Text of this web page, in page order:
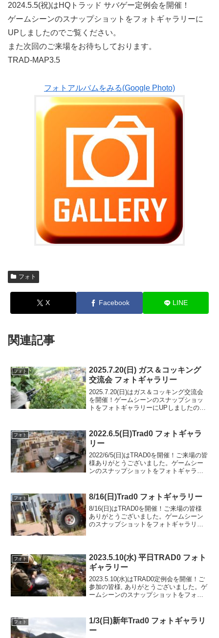
2024.5.5(祝)はHQトラッド サバゲー定例会を開催！
ゲームシーンのスナップショットをフォトギャラリーに
UPしましたのでご覧ください。
また次回のご来場をお待ちしております。
TRAD-MAP3.5
フォトアルバムをみる(Google Photo)
フォト
X Facebook LINE
関連記事
フォト
2025.7.20(日) ガス＆コッキング
交流会 フォトギャラリー
2025.7.20(日)はガス＆コッキング交流会
を開催！ゲームシーンのスナップショッ
トをフォトギャラリーにUPしましたので
(Google Photo)SETTING・終日...
フォト
2022.6.5(日)Trad0 フォトギャラ
リー
2022/6/5(日)はTRAD0を開催！ご来場の皆
様ありがとうございました。ゲームシー
ンのスナップショットをフォトギャラリ
アルバムをみる(Google Photo)
フォト 8/16(日)Trad0 フォトギャラリー
8/16(日)はTRAD0を開催！ご来場の皆様
ありがとうございました。ゲームシーン
のスナップショットをフォトギャラリー
フォト
2023.5.10(水) 平日TRAD0 フォト
ギャラリー
2023.5.10(水)はTRAD0定例会を開催！ご
参加の皆様, ありがとうございました。ゲ
ームシーンのスナップショットをフォト
ます。フォトアルバムをみる(Googl...
フォト
1/3(日)新年Trad0 フォトギャラリ
ー